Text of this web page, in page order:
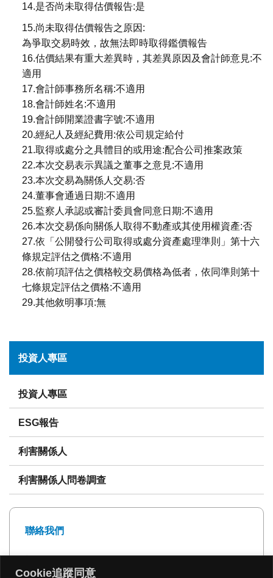
Cookie追蹤同意
投資人專區
投資人專區
ESG報告
利害關係人
利害關係人問卷調查
聯絡我們
傳真: 02-27293399
14.是否尚未取得估價報告:是
15.尚未取得估價報告之原因:
為爭取交易時效，故無法即時取得鑑價報告
16.估價結果有重大差異時，其差異原因及會計師意見:不
適用
17.會計師事務所名稱:不適用
18.會計師姓名:不適用
19.會計師開業證書字號:不適用
20.經紀人及經紀費用:依公司規定給付
21.取得或處分之具體目的或用途:配合公司推案政策
22.本次交易表示異議之董事之意見:不適用
23.本次交易為關係人交易:否
24.董事會通過日期:不適用
25.監察人承認或審計委員會同意日期:不適用
26.本次交易係向關係人取得不動產或其使用權資產:否
27.依「公開發行公司取得或處分資產處理準則」第十六
條規定評估之價格:不適用
28.依前項評估之價格較交易價格為低者，依同準則第十
七條規定評估之價格:不適用
29.其他敘明事項:無